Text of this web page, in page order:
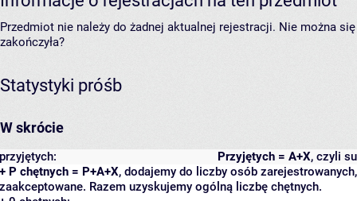
Przedmiot nie należy do żadnej aktualnej rejestracji. Nie można
zakończyła?
Statystyki próśb
W skrócie
Przyjętych = A+X, czyli
przyjętych:
+ P chętnych = P+A+X, dodajemy do liczby osób
zaakceptowane. Razem uzyskujemy ogólną liczbę chętnych.